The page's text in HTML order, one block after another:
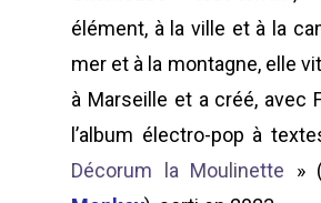
élément, à la ville et à la
mer et à la montagne, elle
à Marseille et a créé, avec
l’album électro-pop à
Décorum la Moulinette »